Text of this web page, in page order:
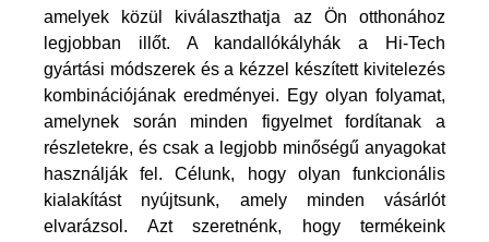
amelyek közül kiválaszthatja az Ön otthonához
legjobban illőt. A kandallókályhák a Hi-Tech
gyártási módszerek és a kézzel készített kivitelezés
kombinációjának eredményei. Egy olyan folyamat,
amelynek során minden figyelmet fordítanak a
részletekre, és csak a legjobb minőségű anyagokat
használják fel. Célunk, hogy olyan funkcionális
kialakítást nyújtsunk, amely minden vásárlót
elvarázsol. Azt szeretnénk, hogy termékeink